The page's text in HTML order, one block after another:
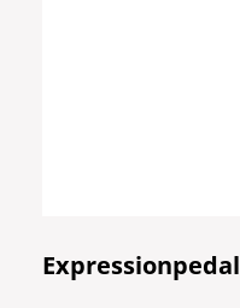
Expressionpedal